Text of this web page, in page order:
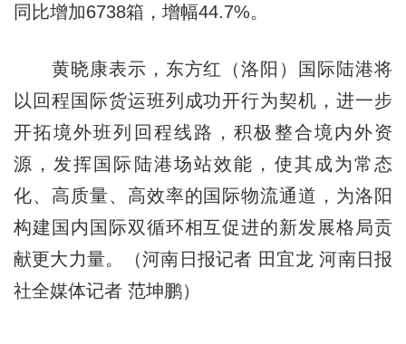
同比增加6738箱，增幅44.7%。
黄晓康表示，东方红（洛阳）国际陆港将
以回程国际货运班列成功开行为契机，进一步
开拓境外班列回程线路，积极整合境内外资
源，发挥国际陆港场站效能，使其成为常态
化、高质量、高效率的国际物流通道，为洛阳
构建国内国际双循环相互促进的新发展格局贡
献更大力量。（河南日报记者 田宜龙 河南日报
社全媒体记者 范坤鹏）